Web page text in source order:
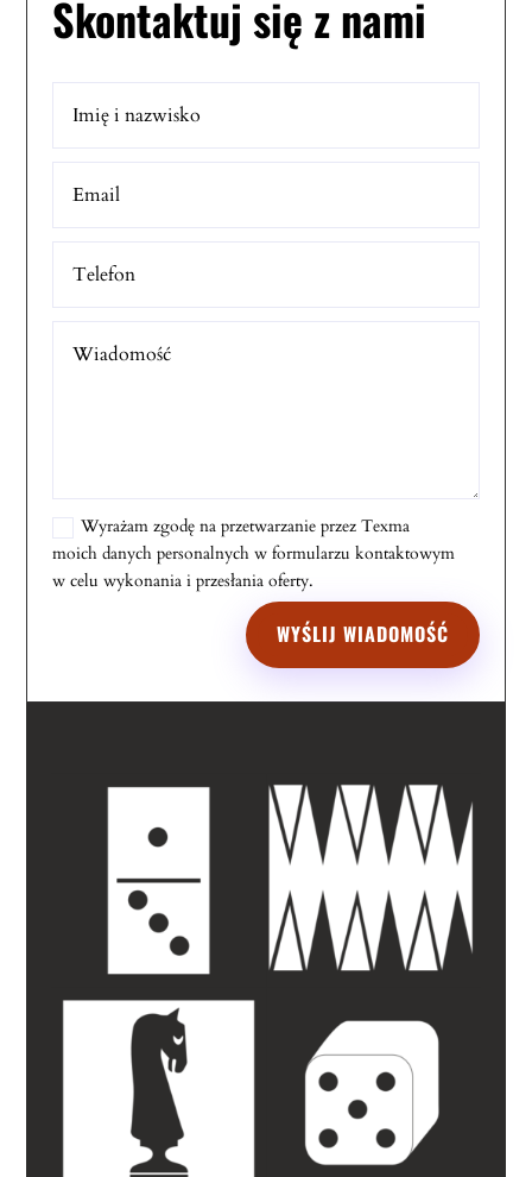
Skontaktuj się z nami
Wyrażam zgodę na przetwarzanie przez Texma
moich danych personalnych w formularzu kontaktowym
w celu wykonania i przesłania oferty.
WYŚLIJ WIADOMOŚĆ